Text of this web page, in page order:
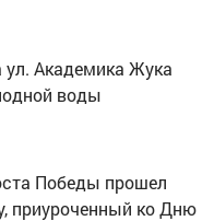
ул. Академика Жука
воды
Победы прошел
приуроченный ко Дню